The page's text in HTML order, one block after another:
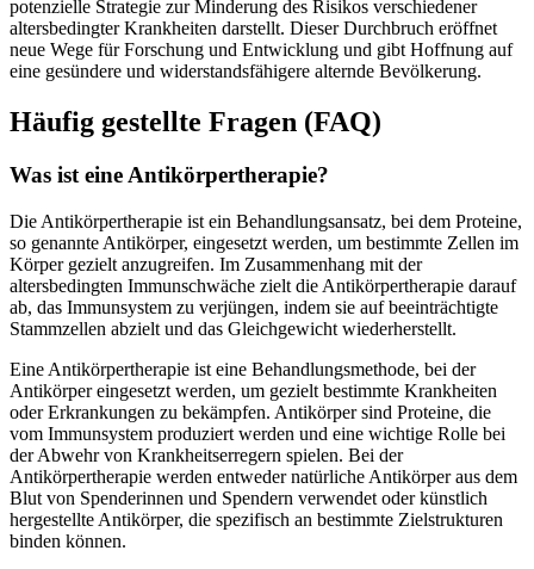
potenzielle Strategie zur Minderung des Risikos verschiedener
altersbedingter Krankheiten darstellt. Dieser Durchbruch eröffnet
neue Wege für Forschung und Entwicklung und gibt Hoffnung auf
eine gesündere und widerstandsfähigere alternde Bevölkerung.
Häufig gestellte Fragen (FAQ)
Was ist eine Antikörpertherapie?
Die Antikörpertherapie ist ein Behandlungsansatz, bei dem Proteine,
so genannte Antikörper, eingesetzt werden, um bestimmte Zellen im
Körper gezielt anzugreifen. Im Zusammenhang mit der
altersbedingten Immunschwäche zielt die Antikörpertherapie darauf
ab, das Immunsystem zu verjüngen, indem sie auf beeinträchtigte
Stammzellen abzielt und das Gleichgewicht wiederherstellt.
Eine Antikörpertherapie ist eine Behandlungsmethode, bei der
Antikörper eingesetzt werden, um gezielt bestimmte Krankheiten
oder Erkrankungen zu bekämpfen. Antikörper sind Proteine, die
vom Immunsystem produziert werden und eine wichtige Rolle bei
der Abwehr von Krankheitserregern spielen. Bei der
Antikörpertherapie werden entweder natürliche Antikörper aus dem
Blut von Spenderinnen und Spendern verwendet oder künstlich
hergestellte Antikörper, die spezifisch an bestimmte Zielstrukturen
binden können.